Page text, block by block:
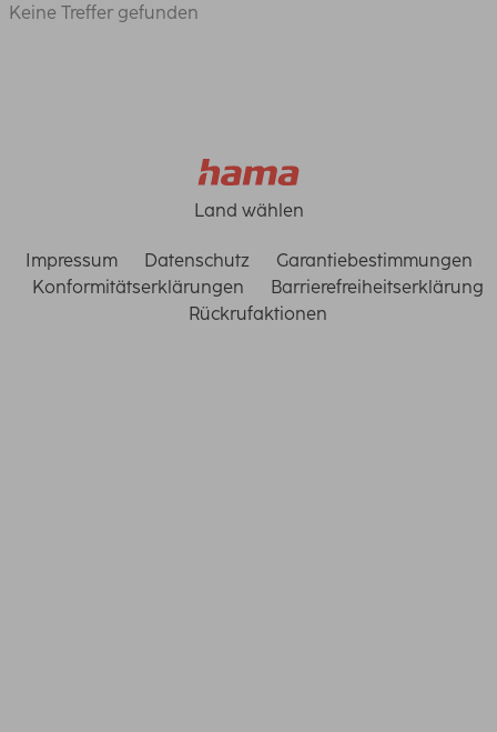
Keine Treffer gefunden
Land wählen
Impressum Datenschutz
Garantiebestimmungen
Konformitätserklärungen
Barrierefreiheitserklärung
Rückrufaktionen